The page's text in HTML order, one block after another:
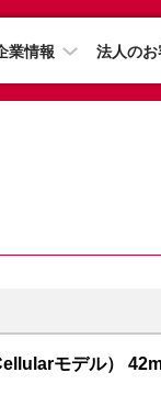
業情報 法人のお
モデル）